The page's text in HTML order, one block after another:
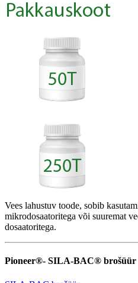
Vees lahustuv toode, sobib
mikrodosaatoritega või suuremat
dosaatoritega.
Pioneer®- SILA-BAC® brošüür